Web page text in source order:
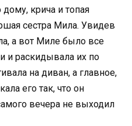
крича и топая
сестра Мила. Увидев
а вот Миле было все
и раскидывала их по
на диван, а главное,
его так, что он
вечера не выходил